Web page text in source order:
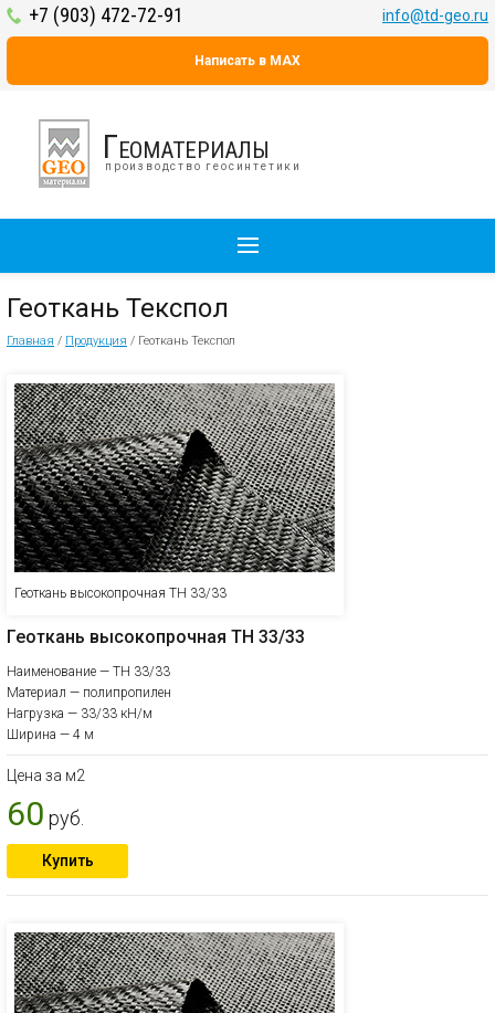
+7 (903) 472-72-91 info@td-geo.ru
Написать в MAX
Геоматериалы
производство геосинтетики
Геоткань Текспол
Главная / Продукция / Геоткань Текспол
Геоткань высокопрочная ТН 33/33
Геоткань высокопрочная ТН 33/33
Наименование — ТН 33/33
Материал — полипропилен
Нагрузка — 33/33 кН/м
Ширина — 4 м
Цена за м2
60 руб.
Купить